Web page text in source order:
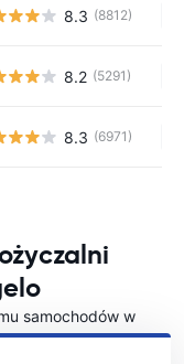
8.3 (8812)
8.2 (5291)
8.3 (6971)
samochodów w